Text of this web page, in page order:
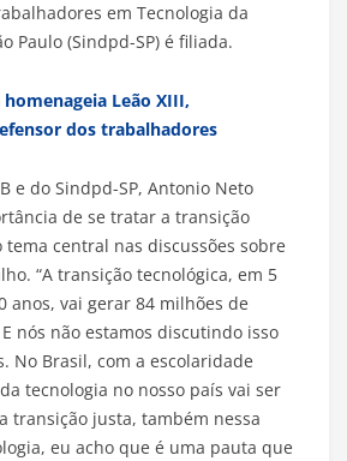
em Tecnologia da
Paulo (Sindpd-SP) é filiada.
homenageia Leão XIII,
dos trabalhadores
e do Sindpd-SP, Antonio Neto
de se tratar a transição
tema central nas discussões sobre
“A transição tecnológica, em 5
anos, vai gerar 84 milhões de
nós não estamos discutindo isso
No Brasil, com a escolaridade
tecnologia no nosso país vai ser
transição justa, também nessa
eu acho que é uma pauta que